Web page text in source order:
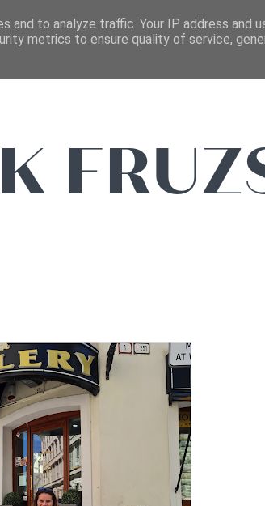
FŐOLDAL EMAIL
to analyze traffic. Your IP address and
metrics to ensure quality of service,